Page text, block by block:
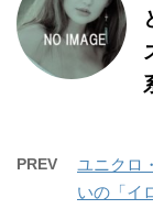
PREV
ユニクロ
いの「イ